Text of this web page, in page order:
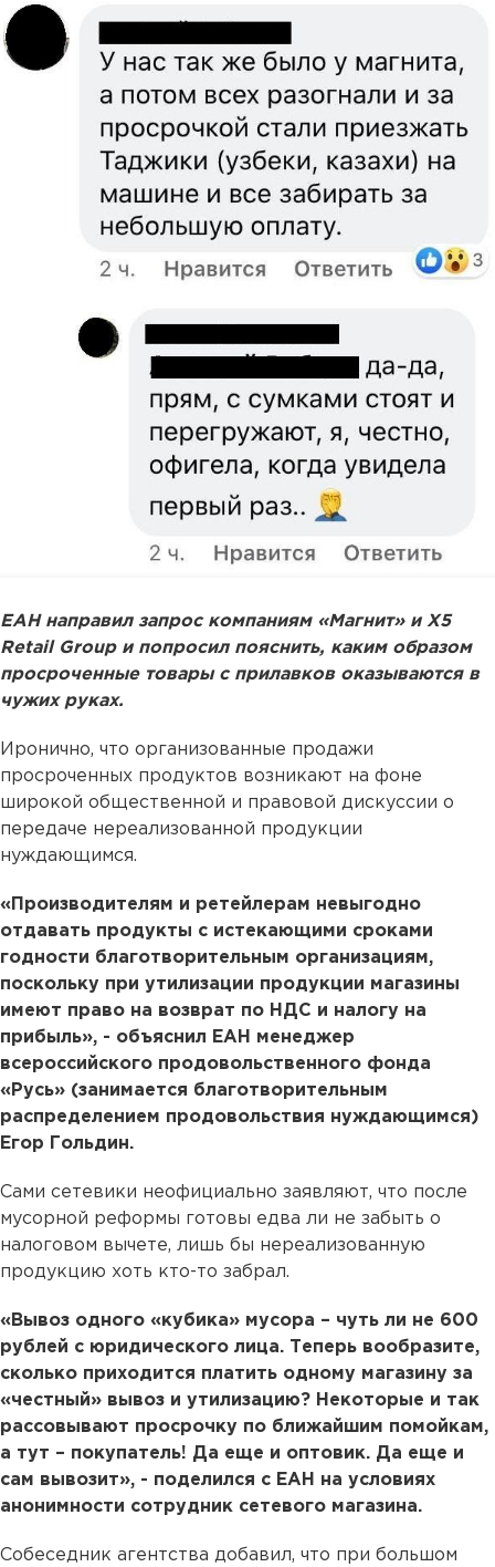
ЕАН направил запрос компаниям «Магнит» и X5
Retail Group и попросил пояснить, каким образом
просроченные товары с прилавков оказываются в
чужих руках.
Иронично, что организованные продажи
просроченных продуктов возникают на фоне
широкой общественной и правовой дискуссии о
передаче нереализованной продукции
нуждающимся.
«Производителям и ретейлерам невыгодно
отдавать продукты с истекающими сроками
годности благотворительным организациям,
поскольку при утилизации продукции магазины
имеют право на возврат по НДС и налогу на
прибыль», - объяснил ЕАН менеджер
всероссийского продовольственного фонда
«Русь» (занимается благотворительным
распределением продовольствия нуждающимся)
Егор Гольдин.
Сами сетевики неофициально заявляют, что после
мусорной реформы готовы едва ли не забыть о
налоговом вычете, лишь бы нереализованную
продукцию хоть кто-то забрал.
«Вывоз одного «кубика» мусора – чуть ли не 600
рублей с юридического лица. Теперь вообразите,
сколько приходится платить одному магазину за
«честный» вывоз и утилизацию? Некоторые и так
рассовывают просрочку по ближайшим помойкам,
а тут – покупатель! Да еще и оптовик. Да еще и
сам вывозит», - поделился с ЕАН на условиях
анонимности сотрудник сетевого магазина.
Собеседник агентства добавил, что при большом